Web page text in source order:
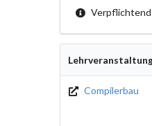
Verpflichtend
Compilerbau